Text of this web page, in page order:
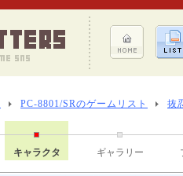
PC-8801/SRのゲームリスト 抜
キャラクタ ギャラリー